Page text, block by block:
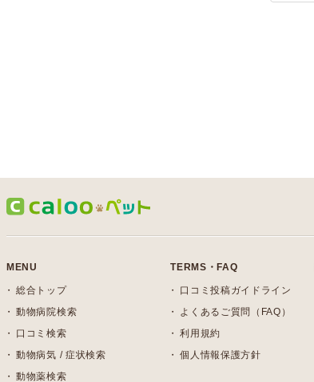
MENU
総合トップ
動物病院検索
口コミ検索
動物病気 / 症状検索
動物薬検索
TERMS・FAQ
口コミ投稿ガイドライン
よくあるご質問（FAQ）
利用規約
個人情報保護方針